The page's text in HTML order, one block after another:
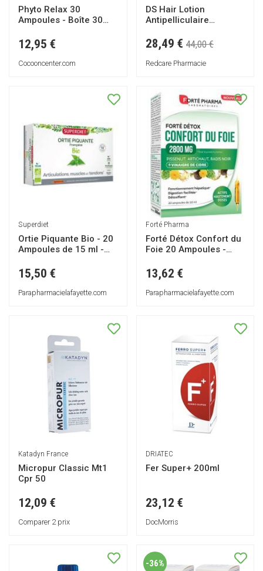
Phyto Relax 30
Ampoules - Boîte 30
12,95 €
Cocooncenter.com
DS Hair Lotion
Antipelliculaire
28,49 € 44,00 €
Redcare Pharmacie
Superdiet
Ortie Piquante Bio - 20
Ampoules de 15 ml -
15 ml
15,50 €
Parapharmacielafayette.com
Forté Pharma
Forté Détox Confort du
Foie 20 Ampoules -
10 ml
13,62 €
Parapharmacielafayette.com
Katadyn France
Micropur Classic Mt1
Cpr 50
12,09 €
Comparer 2 prix
DRIATEC
Fer Super+ 200ml
23,12 €
DocMorris
-36%